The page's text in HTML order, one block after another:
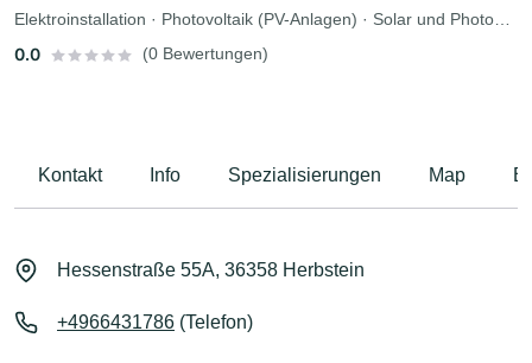
Elektroinstallation · Photovoltaik (PV-Anlagen) · Solar und Photovoltaik · Solaranlagen · Wallbox · Elektriker
0.0 (0 Bewertungen)
Kontakt Info Spezialisierungen Map
Hessenstraße 55A, 36358 Herbstein
+4966431786 (Telefon)